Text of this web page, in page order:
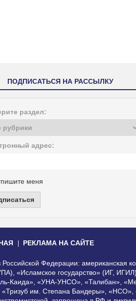
ПОДПИСАТЬСЯ НА РАССЫЛКУ
раздел:
адрес:
меня
РЕКЛАМА НА САЙТЕ
Федерации:
«Исламское государство» (ИГ,
Каида», «УНА-УНСО», «Талибан»,
«Тризуб им. Степана Бандеры»,